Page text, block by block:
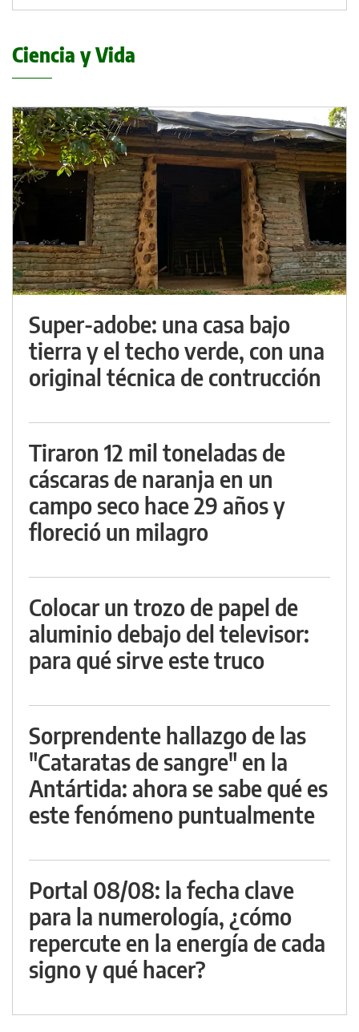
Ciencia y Vida
Super-adobe: una casa bajo
tierra y el techo verde, con una
original técnica de contrucción
Tiraron 12 mil toneladas de
cáscaras de naranja en un
campo seco hace 29 años y
floreció un milagro
Colocar un trozo de papel de
aluminio debajo del televisor:
para qué sirve este truco
Sorprendente hallazgo de las
"Cataratas de sangre" en la
Antártida: ahora se sabe qué es
este fenómeno puntualmente
Portal 08/08: la fecha clave
para la numerología, ¿cómo
repercute en la energía de cada
signo y qué hacer?